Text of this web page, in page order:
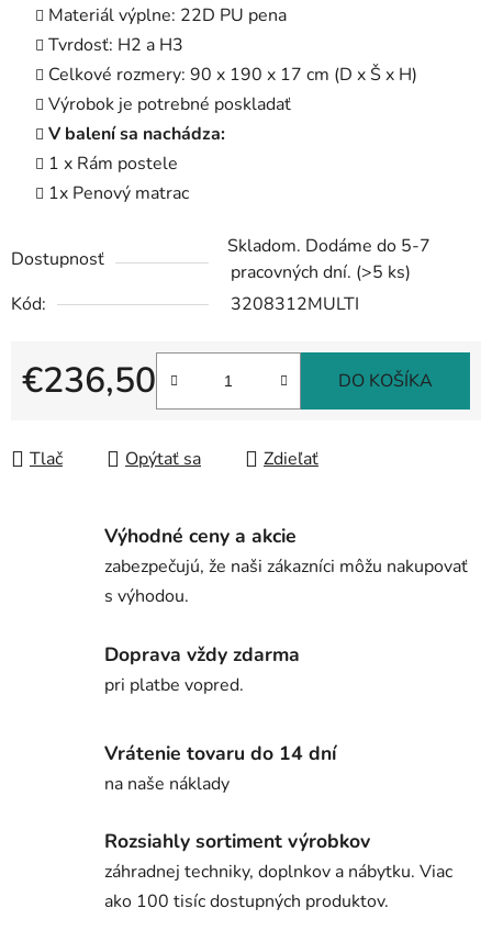
Materiál výplne: 22D PU pena
Tvrdosť: H2 a H3
Celkové rozmery: 90 x 190 x 17 cm (D x Š x H)
Výrobok je potrebné poskladať
V balení sa nachádza:
1 x Rám postele
1x Penový matrac
Dostupnosť
Skladom. Dodáme do 5-7
pracovných dní. (>5 ks)
Kód:
3208312MULTI
€236,50 DO KOŠÍKA
Tlač Opýtať sa Zdieľať
Výhodné ceny a akcie
zabezpečujú, že naši zákazníci môžu nakupovať
s výhodou.
Doprava vždy zdarma
pri platbe vopred.
Vrátenie tovaru do 14 dní
na naše náklady
Rozsiahly sortiment výrobkov
záhradnej techniky, doplnkov a nábytku. Viac
ako 100 tisíc dostupných produktov.